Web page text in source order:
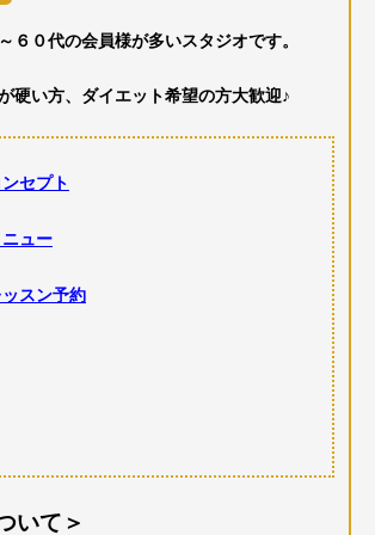
６０代の会員様が多いスタジオです。
硬い方、ダイエット希望の方大歓迎♪
セプト
ュー
スン予約
いて＞